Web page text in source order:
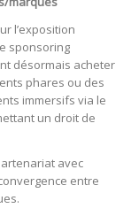
l’exposition
sponsoring
désormais acheter
phares ou des
immersifs via le
un droit de
avec
entre